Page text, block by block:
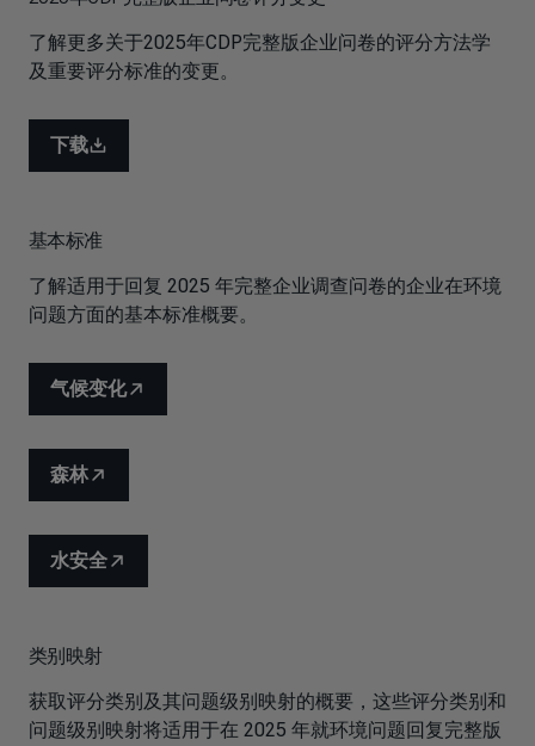
了解更多关于2025年CDP完整版企业问卷的评分方法学
及重要评分标准的变更。
下载
基本标准
了解适用于回复 2025 年完整企业调查问卷的企业在环境
问题方面的基本标准概要。
气候变化
森林
水安全
类别映射
获取评分类别及其问题级别映射的概要，这些评分类别和
问题级别映射将适用于在 2025 年就环境问题回复完整版